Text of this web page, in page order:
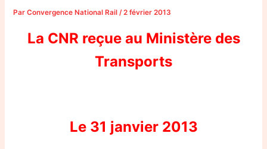
ParConvergence National Rail/2 février 2013
La CNR reçue au Ministère des
Transports
Le 31 janvier 2013